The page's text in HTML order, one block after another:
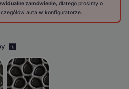
zamówienie, dlatego prosimy o
auta w konfiguratorze.